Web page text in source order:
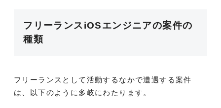
フリーランスiOSエンジニアの案件の
種類
フリーランスとして活動するなかで遭遇する案件
は、以下のように多岐にわたります。